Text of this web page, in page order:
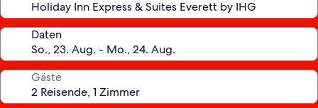
Daten
Gäste